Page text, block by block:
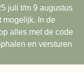
juli t/m 9 augustus
mogelijk. In de
alles met de code
en versturen